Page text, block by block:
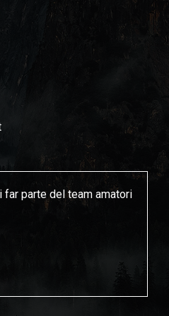
far parte del team amatori